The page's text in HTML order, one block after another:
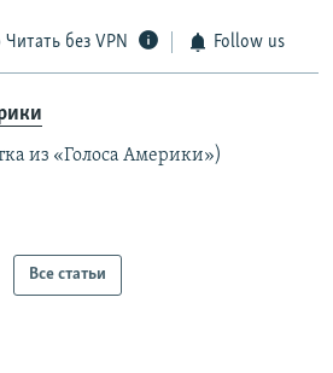
Читать без VPN Follow us
из «Голоса Америки»)
Все статьи